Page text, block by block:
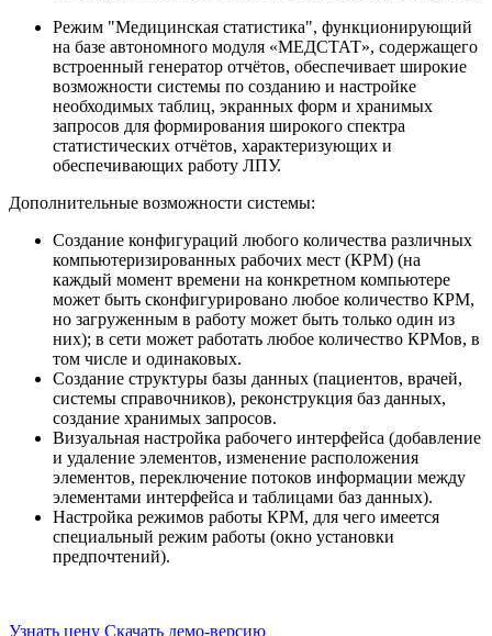
Режим "Медицинская статистика", функционирующий
на базе автономного модуля «МЕДСТАТ», содержащего
встроенный генератор отчётов, обеспечивает широкие
возможности системы по созданию и настройке
необходимых таблиц, экранных форм и хранимых
запросов для формирования широкого спектра
статистических отчётов, характеризующих и
обеспечивающих работу ЛПУ.
Дополнительные возможности системы:
Создание конфигураций любого количества различных
компьютеризированных рабочих мест (КРМ) (на
каждый момент времени на конкретном компьютере
может быть сконфигурировано любое количество КРМ,
но загруженным в работу может быть только один из
них); в сети может работать любое количество КРМов, в
том числе и одинаковых.
Создание структуры базы данных (пациентов, врачей,
системы справочников), реконструкция баз данных,
создание хранимых запросов.
Визуальная настройка рабочего интерфейса (добавление
и удаление элементов, изменение расположения
элементов, переключение потоков информации между
элементами интерфейса и таблицами баз данных).
Настройка режимов работы КРМ, для чего имеется
специальный режим работы (окно установки
предпочтений).
Узнать цену Скачать демо-версию